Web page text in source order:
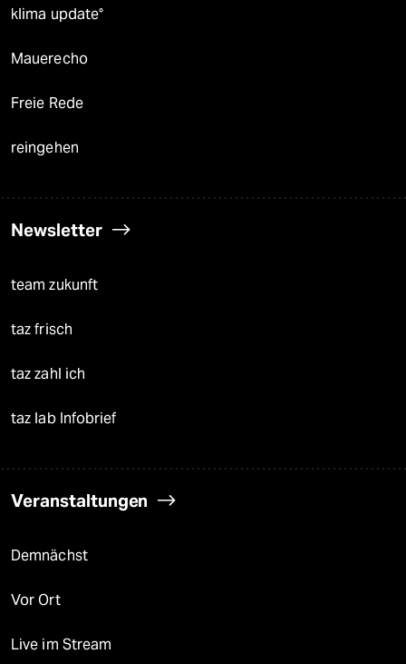
klima update°
Mauerecho
Freie Rede
reingehen
Newsletter
team zukunft
taz frisch
taz zahl ich
taz lab Infobrief
Veranstaltungen
Demnächst
Vor Ort
Live im Stream